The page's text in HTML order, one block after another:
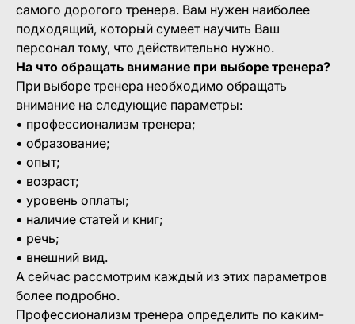
самого дорогого тренера. Вам нужен наиболее
подходящий, который сумеет научить Ваш
персонал тому, что действительно нужно.
На что обращать внимание при выборе тренера?
При выборе тренера необходимо обращать
внимание на следующие параметры:
• профессионализм тренера;
• образование;
• опыт;
• возраст;
• уровень оплаты;
• наличие статей и книг;
• речь;
• внешний вид.
А сейчас рассмотрим каждый из этих параметров
более подробно.
Профессионализм тренера определить по каким-